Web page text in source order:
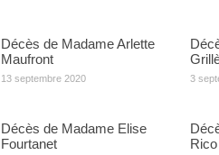
Décès de Madame Arlette
Maufront
13 septembre 2020 3
Décès de Madame Elise
Fourtanet
Rico